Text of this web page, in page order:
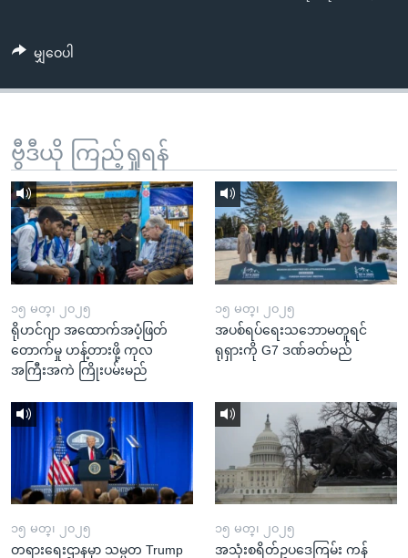
ရှာဖွေ
နေရာ
သို့
ကျော်
ရန်
မျှဝေပါ
ဗွီဒီယို ကြည့်ရှုရန်
၁၅ မတ္၊ ၂၀၂၅
ရိုဟင်ဂျာ အထောက်အပံ့ဖြတ်
တောက်မှု ဟန့်တားဖို့ ကုလ
အကြီးအကဲ ကြိုးပမ်းမည်
၁၅ မတ္၊ ၂၀၂၅
အပစ်ရပ်ရေးသဘောမတူရင်
ရုရှားကို G7 ဒဏ်ခတ်မည်
၁၅ မတ္၊ ၂၀၂၅
တရားရေးဌာနမှာ သမ္မတ Trump
၁၅ မတ္၊ ၂၀၂၅
အသုံးစရိတ်ဥပဒေကြမ်း ကန်